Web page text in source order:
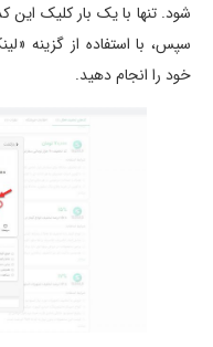
شود. تنها با یک بار کلیک
سپس، با استفاده از گزینه
خود را انجام دهید.